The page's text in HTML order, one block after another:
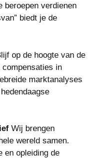
beroepen verdienen
biedt je de
op de hoogte van de
in
marktanalyses
Wij brengen
wereld samen.
en opleiding de